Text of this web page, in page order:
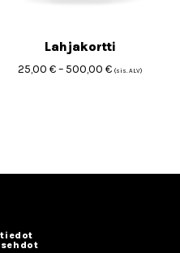
Lahjakortti
25,00€– 500,00€ (sis. ALV)